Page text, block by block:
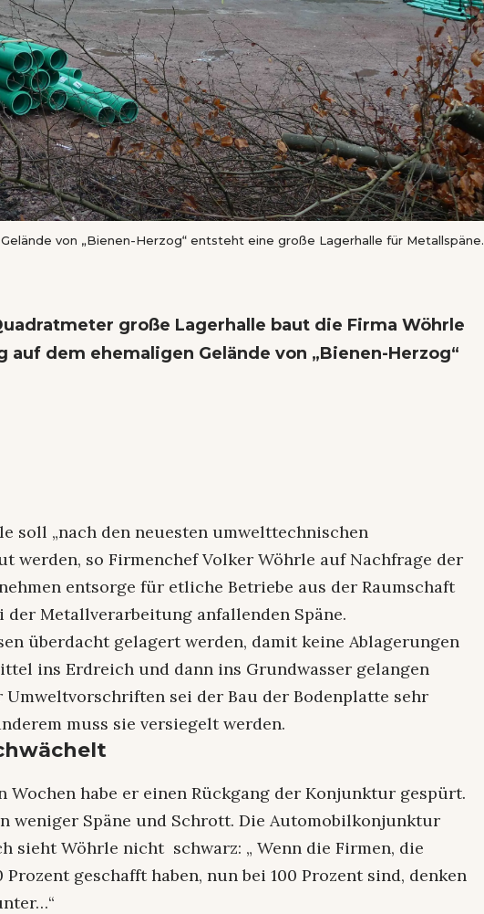
von „Bienen-Herzog“ entsteht eine große Lagerhalle für Metallspäne.
große Lagerhalle baut die Firma Wöhrle
auf dem ehemaligen Gelände von „Bienen-Herzog“
soll „nach den neuesten umwelttechnischen
werden, so Firmenchef Volker Wöhrle auf Nachfrage der
entsorge für etliche Betriebe aus der Raumschaft
der Metallverarbeitung anfallenden Späne.
überdacht gelagert werden, damit keine Ablagerungen
ins Erdreich und dann ins Grundwasser gelangen
Umweltvorschriften sei der Bau der Bodenplatte sehr
muss sie versiegelt werden.
Wochen habe er einen Rückgang der Konjunktur gespürt.
weniger Späne und Schrott. Die Automobilkonjunktur
sieht Wöhrle nicht schwarz: „ Wenn die Firmen, die
Prozent geschafft haben, nun bei 100 Prozent sind, denken